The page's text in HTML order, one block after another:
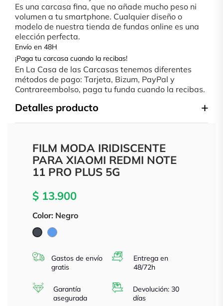
Es una carcasa fina, que no añade mucho peso ni
volumen a tu smartphone. Cualquier diseño o
modelo de nuestra tienda de fundas online es una
elección perfecta.
Envío en 48H
¡Paga tu carcasa cuando la recibas!
En La Casa de las Carcasas tenemos diferentes
métodos de pago: Tarjeta, Bizum, PayPal y
Contrareembolso, paga tu funda cuando la recibas.
Detalles producto
FILM MODA IRIDISCENTE
PARA XIAOMI REDMI NOTE
11 PRO PLUS 5G
$ 13.900
Color: Negro
NegroAzul
Gastos de envío
gratis
Entrega en
48/72h
Garantía
asegurada
Devolución: 30
días